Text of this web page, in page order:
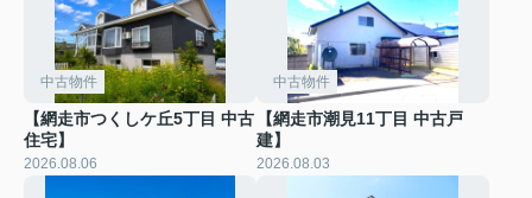
中古物件
【網走市つくしケ丘5丁目 中古
住宅】
2026.08.06
中古物件
【網走市潮見11丁目 中古戸
建】
2026.08.03